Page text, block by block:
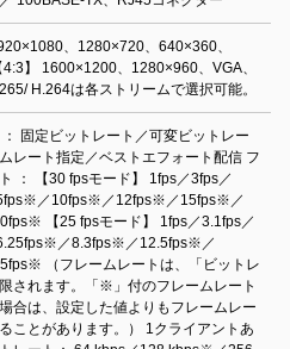
、1280×720、640×360、
】 1600×1200、1280×960、VGA、
H.264は各ストリームで選択可能。
固定ビットレート／可変ビットレー
レート指定／ベストエフォート配信 フ
： 【30 fpsモード】 1fps／3fps／
／10fps※／12fps※／15fps※／
【25 fpsモード】 1fps／3.1fps／
／8.3fps※／12.5fps※／
（フレームレートは、「ビットレ
されます。「※」付のフレームレート
合は、設定した値よりもフレームレー
ことがあります。） 1クライアントあ